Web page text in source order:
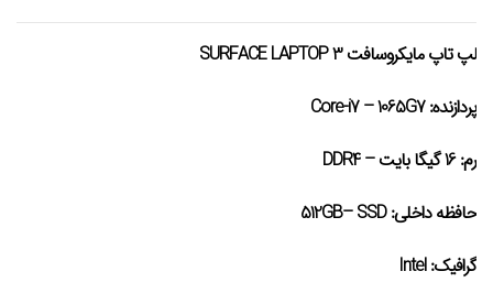
لپ تاپ مایکروسافت SURFACE LAPTOP 3
پردازنده: Core-i7 – 1065G7
رم: 16 گیگا بایت – DDR4
حافظه داخلی: 512GB– SSD
گرافیک: Intel